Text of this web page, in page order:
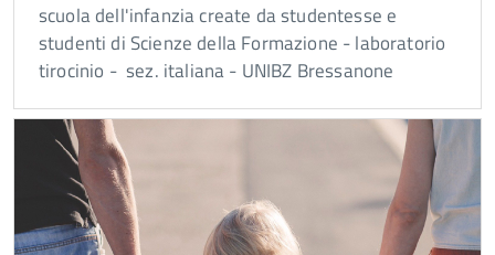
scuola dell'infanzia create da studentesse e
studenti di Scienze della Formazione - laboratorio
tirocinio - sez. italiana - UNIBZ Bressanone